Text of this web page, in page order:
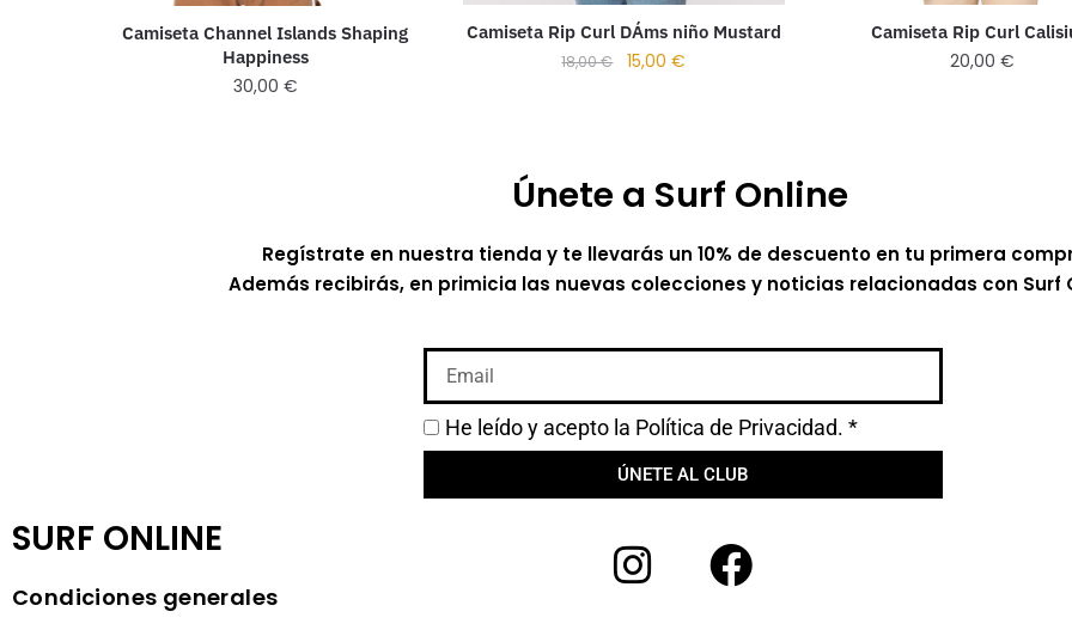
Camiseta Channel Islands Shaping
Happiness
30,00 €
Camiseta Rip Curl DÁms niño Mustard
18,00€ 15,00€
Camiseta Rip Curl
20,00€
Únete a Surf Online
Regístrate en nuestra tienda y te llevarás un 10% de descuento en tu primera
Además recibirás, en primicia las nuevas colecciones y noticias relacionadas con Surf
He leído y acepto la Política de Privacidad. *
ÚNETE AL CLUB
SURF ONLINE
Condiciones generales